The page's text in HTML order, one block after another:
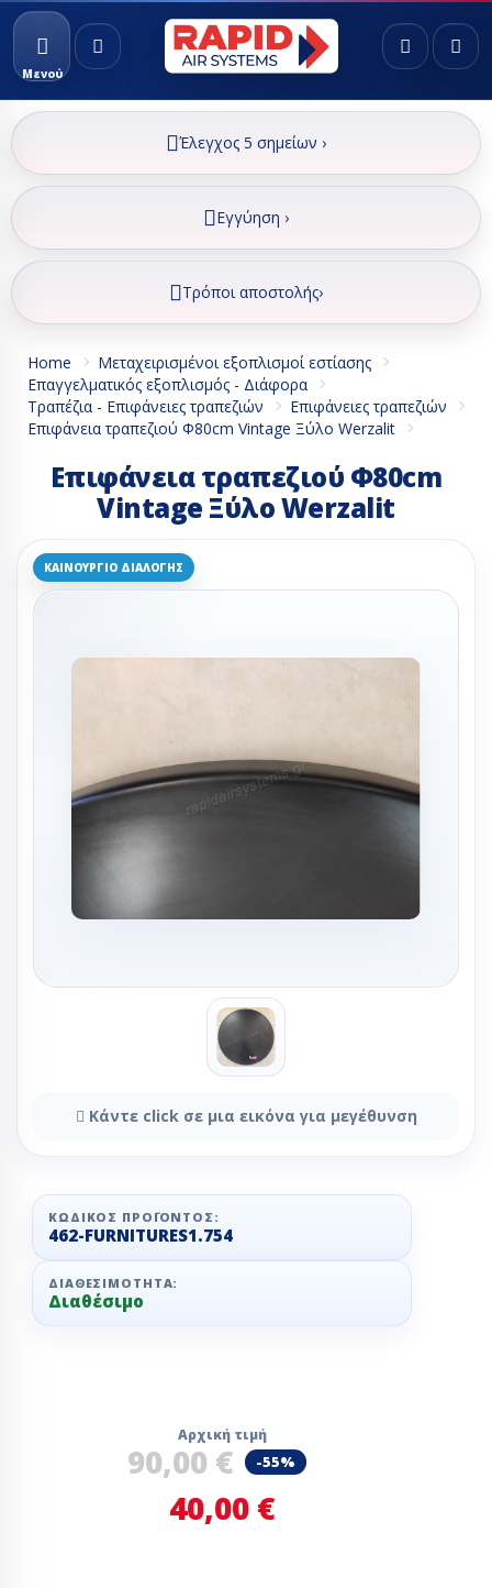
Μενού
Έλεγχος 5 σημείων ›
Εγγύηση ›
Τρόποι αποστολής›
Home
Μεταχειρισμένοι εξοπλισμοί εστίασης
Επαγγελματικός εξοπλισμός - Διάφορα
Τραπέζια - Επιφάνειες τραπεζιών
Επιφάνειες τραπεζιών
Επιφάνεια τραπεζιού Φ80cm Vintage Ξύλο Werzalit
Επιφάνεια τραπεζιού Φ80cm
Vintage Ξύλο Werzalit
ΚΑΙΝΟΎΡΓΙΟ ΔΙΑΛΟΓΉΣ
Κάντε click σε μια εικόνα για μεγέθυνση
ΚΩΔΙΚΌΣ ΠΡΟΪΌΝΤΟΣ:
462-FURNITURES1.754
ΔΙΑΘΕΣΙΜΌΤΗΤΑ:
Διαθέσιμο
Αρχική τιμή
90,00 € -55%
40,00 €